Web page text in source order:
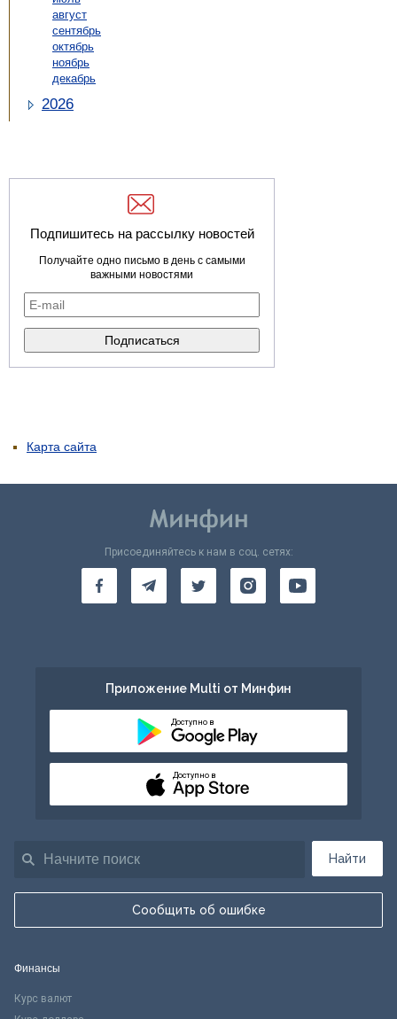
август
сентябрь
октябрь
ноябрь
декабрь
2026
Подпишитесь на рассылку новостей
Получайте одно письмо в день с самыми
важными новостями
Карта сайта
Найти
Сообщить об ошибке
Присоединяйтесь к нам в соц. сетях:
Приложение Multi от Минфин
Доступно в
Доступно в
Финансы
Курс валют